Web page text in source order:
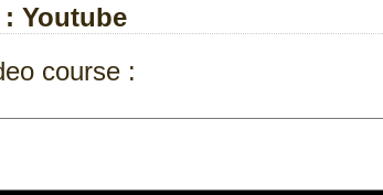
Youtube
course :